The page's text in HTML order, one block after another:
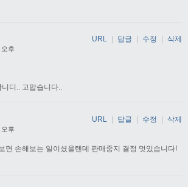
후
디.. 고맙습니다..
URL 답글 수정 삭제
후
면 손해보는 일이셨을텐데 판매중지 결정 멋있습니다!
URL | 답글 | 수정 | 삭제